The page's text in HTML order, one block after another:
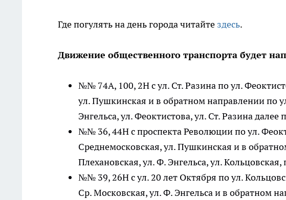
Где погулять на день города читайте здесь.
Движение общественного транспорта будет
№№ 74А, 100, 2Н с ул. Ст. Разина по ул.
ул. Пушкинская и в обратном направлении по
Энгельса, ул. Феоктистова, ул. Ст. Разина
№№ 36, 44Н с проспекта Революции по ул.
Среднемосковская, ул. Пушкинская и в
Плехановская, ул. Ф. Энгельса, ул.
№№ 39, 26Н с ул. 20 лет Октября по ул.
Ср. Московская, ул. Ф. Энгельса и в обратном